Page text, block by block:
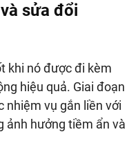
sửa đổi
khi nó được đi kèm
hiệu quả. Giai đoạn
nhiệm vụ gắn liền với
ảnh hưởng tiềm ẩn và